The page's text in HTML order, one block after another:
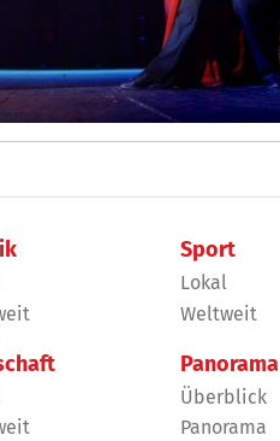
Sport
Lokal
Weltweit
Panorama
Überblick
Panorama